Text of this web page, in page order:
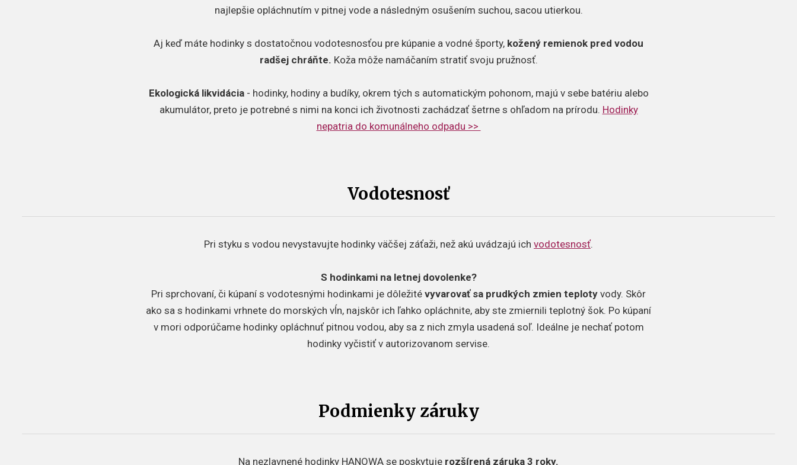
najlepšie opláchnutím v pitnej vode a následným osušením suchou, sacou utierkou.
Aj keď máte hodinky s dostatočnou vodotesnosťou pre kúpanie a vodné športy, kožený remienok pred vodou
radšej chráňte. Koža môže namáčaním stratiť svoju pružnosť.
Ekologická likvidácia - hodinky, hodiny a budíky, okrem tých s automatickým pohonom, majú v sebe batériu alebo
akumulátor, preto je potrebné s nimi na konci ich životnosti zachádzať šetrne s ohľadom na prírodu. Hodinky
nepatria do komunálneho odpadu >>
Vodotesnosť
Pri styku s vodou nevystavujte hodinky väčšej záťaži, než akú uvádzajú ich vodotesnosť.
S hodinkami na letnej dovolenke?
Pri sprchovaní, či kúpaní s vodotesnými hodinkami je dôležité vyvarovať sa prudkých zmien teploty vody. Skôr
ako sa s hodinkami vrhnete do morských vĺn, najskôr ich ľahko opláchnite, aby ste zmiernili teplotný šok. Po kúpaní
v mori odporúčame hodinky opláchnuť pitnou vodou, aby sa z nich zmyla usadená soľ. Ideálne je nechať potom
hodinky vyčistiť v autorizovanom servise.
Podmienky záruky
Na nezlavnené hodinky HANOWA se poskytuje rozšírená záruka 3 roky.